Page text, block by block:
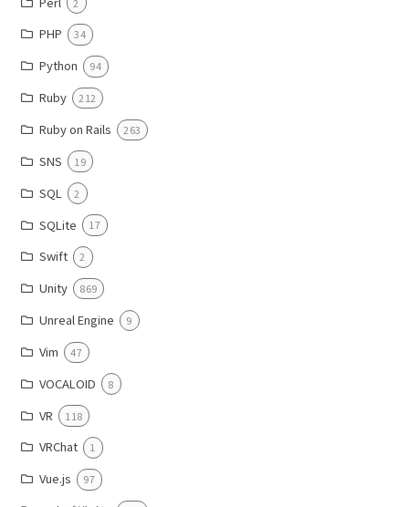
PHP 34
Python 94
Ruby 212
Ruby on Rails 263
SNS 19
SQL 2
SQLite 17
Swift 2
Unity 869
Unreal Engine 9
Vim 47
VOCALOID 8
VR 118
VRChat 1
Vue.js 97